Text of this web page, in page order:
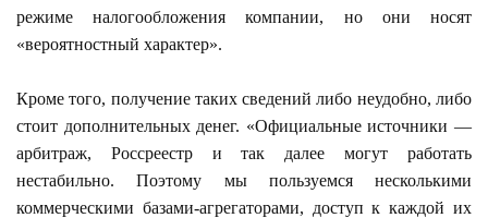
режиме налогообложения компании, но они носят
«вероятностный характер».
Кроме того, получение таких сведений либо неудобно, либо
стоит дополнительных денег. «Официальные источники —
арбитраж, Россреестр и так далее могут работать
нестабильно. Поэтому мы пользуемся несколькими
коммерческими базами-агрегаторами, доступ к каждой их